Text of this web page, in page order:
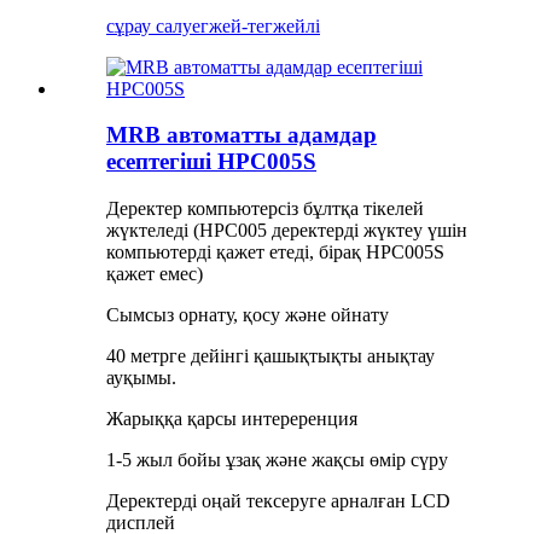
сұрау салуегжей-тегжейлі
MRB автоматты адамдар
есептегіші HPC005S
Деректер компьютерсіз бұлтқа тікелей
жүктеледі (HPC005 деректерді жүктеу үшін
компьютерді қажет етеді, бірақ HPC005S
қажет емес)
Сымсыз орнату, қосу және ойнату
40 метрге дейінгі қашықтықты анықтау
ауқымы.
Жарыққа қарсы интереренция
1-5 жыл бойы ұзақ және жақсы өмір сүру
Деректерді оңай тексеруге арналған LCD
дисплей